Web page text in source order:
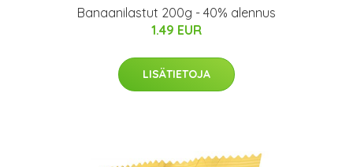
Banaanilastut 200g - 40% alennus
1.49 EUR
LISÄTIETOJA